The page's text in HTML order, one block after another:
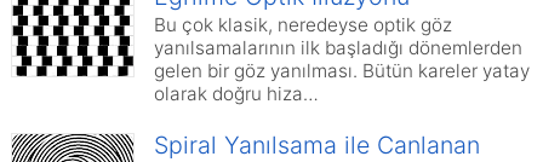
Bu çok klasik, neredeyse optik göz
yanılsamalarının ilk başladığı dönemlerden
gelen bir göz yanılması. Bütün kareler yatay
olarak doğru hiza…
Spiral Yanılsama ile Canlanan